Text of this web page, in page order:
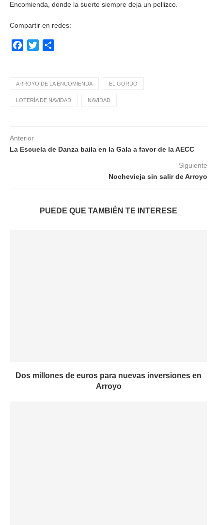
Encomienda, donde la suerte siempre deja un pellizco.
Compartir en redes:
Facebook
Twitter
ARROYO DE LA ENCOMIENDA EL GORDO
LOTERÍA DE NAVIDAD NAVIDAD
Anterior
La Escuela de Danza baila en la Gala a favor de la AECC
Siguiente
Nochevieja sin salir de Arroyo
PUEDE QUE TAMBIÉN TE INTERESE
Dos millones de euros para nuevas inversiones en
Arroyo